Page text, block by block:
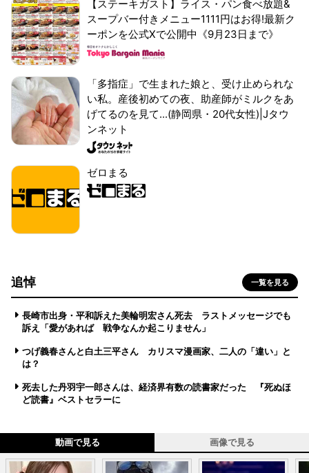
【ステーキガスト】ライス・パン食べ放題&
スープバー付きメニュー1111円はお得!最新ク
ーポンを公式Xで公開中《9月23日まで》
「多指症」で生まれた娘と、受け止められな
い私。産後初めての夜、助産師がミルクをあ
げてるのを見て...(静岡県・20代女性)|Jタウ
ンネット
ゼロまる
追悼 一覧を見る
長崎市出身・平和訴えた美輪明宏さん死去 ラストメッセージでも
訴え「愛があれば 戦争なんか起こりません」
つげ義春さんと白土三平さん カリスマ漫画家、二人の「違い」と
は？
死去した丹羽宇一郎さんは、経済界有数の読書家だった 『死ぬほ
ど読書』ベストセラーに
動画で見る 画像で見る